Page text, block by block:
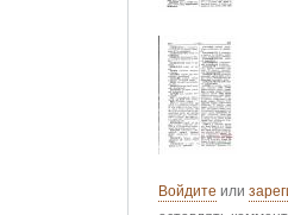
Войдите или